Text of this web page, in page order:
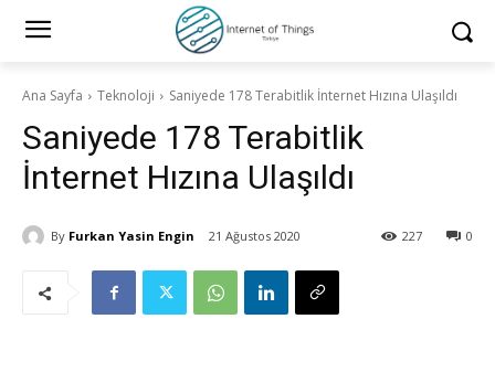
Ana Sayfa Teknoloji Saniyede 178 Terabitlik İnternet Hızına Ulaşıldı
Saniyede 178 Terabitlik
İnternet Hızına Ulaşıldı
By Furkan Yasin Engin 21 Ağustos 2020 0
227